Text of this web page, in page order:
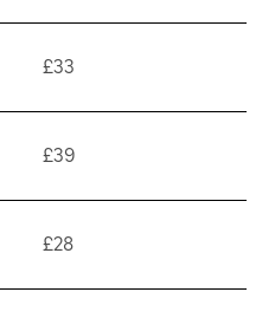
£33
£39
£28